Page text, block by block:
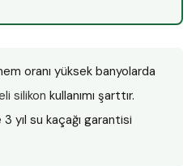
oranı yüksek banyolarda
silikon kullanımı şarttır.
yıl su kaçağı garantisi